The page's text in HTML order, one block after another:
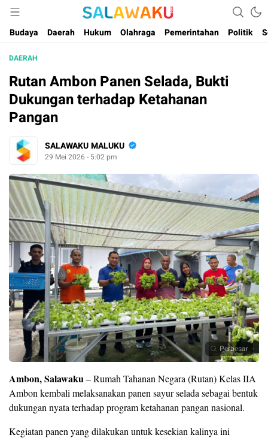
Salawaku Maluku
Salam dan Warta Anak Maluku
Budaya
Daerah Hukum Olahraga Pemerintahan Politik
DAERAH
Rutan Ambon Panen Selada, Bukti
Dukungan terhadap Ketahanan
Pangan
SALAWAKU MALUKU
29 Mei 2026 - 5:02 pm
Perbesar
Ambon, Salawaku – Rumah Tahanan Negara (Rutan) Kelas IIA
Ambon kembali melaksanakan panen sayur selada sebagai bentuk
dukungan nyata terhadap program ketahanan pangan nasional.
Kegiatan panen yang dilakukan untuk kesekian kalinya ini